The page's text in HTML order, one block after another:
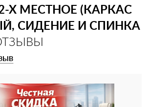
Х МЕСТНОЕ (КАРКАС
СИДЕНИЕ И СПИНКА